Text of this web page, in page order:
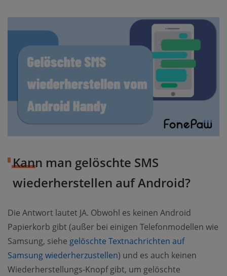
Kann man gelöschte SMS
wiederherstellen auf Android?
Die Antwort lautet JA. Obwohl es keinen Android
Papierkorb gibt (außer bei einigen Telefonmodellen wie
Samsung, siehe gelöschte Textnachrichten auf
Samsung wiederherzustellen) und es auch keinen
Wiederherstellungs-Knopf gibt, um gelöschte